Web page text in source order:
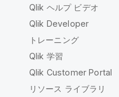
Qlik ヘルプ ビデオ
Qlik Developer
トレーニング
Qlik 学習
Qlik Customer Portal
リソース ライブラリ